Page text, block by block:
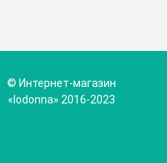
© Интернет-магазин
«Iodonna» 2016-2023